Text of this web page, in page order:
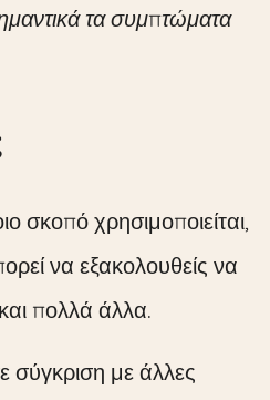
τα συμπτώματα
σκοπό χρησιμοποιείται,
να εξακολουθείς να
πολλά άλλα.
σύγκριση με άλλες